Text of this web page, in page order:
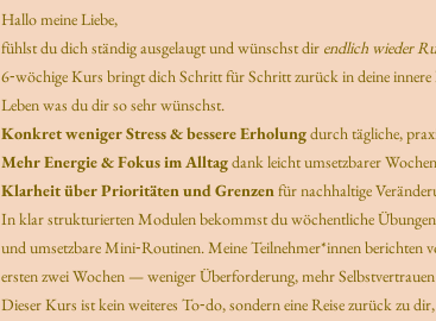
Hallo meine Liebe,
fühlst du dich ständig ausgelaugt und wünschst dir endlich wieder
6‑wöchige Kurs bringt dich Schritt für Schritt zurück in deine
Leben was du dir so sehr wünschst.
Konkret weniger Stress & bessere Erholungdurch tägliche,
Mehr Energie & Fokus im Alltagdank leicht umsetzbarer
Klarheit über Prioritäten und Grenzenfür nachhaltige
In klar strukturierten Modulen bekommst du wöchentliche
und umsetzbare Mini‑Routinen. Meine Teilnehmer*innen berichten
ersten zwei Wochen — weniger Überforderung, mehr
Dieser Kurs ist kein weiteres To‑do, sondern eine Reise zurück zu